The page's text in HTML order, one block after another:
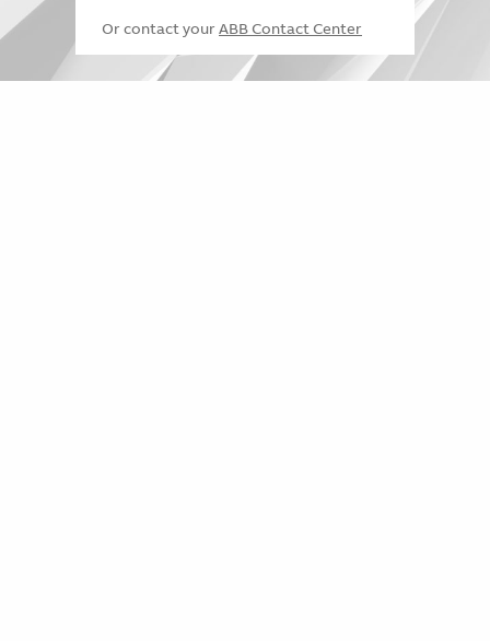
Or contact your ABB Contact Center